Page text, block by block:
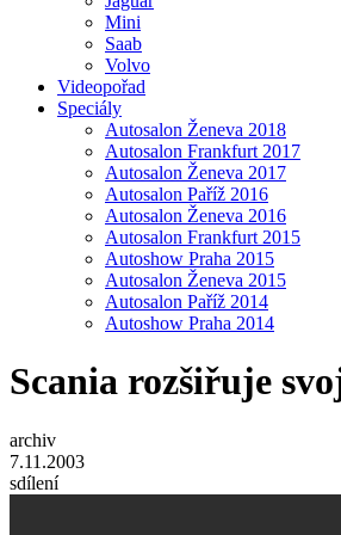
Mini
Saab
Volvo
Videopořad
Speciály
Autosalon Ženeva 2018
Autosalon Frankfurt 2017
Autosalon Ženeva 2017
Autosalon Paříž 2016
Autosalon Ženeva 2016
Autosalon Frankfurt 2015
Autoshow Praha 2015
Autosalon Ženeva 2015
Autosalon Paříž 2014
Autoshow Praha 2014
Scania rozšiřuje
archiv
7.11.2003
sdílení